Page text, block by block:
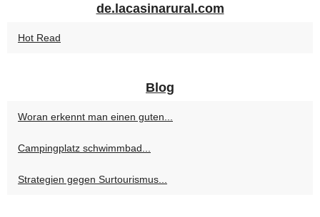
de.lacasinarural.com
Hot Read
Blog
Woran erkennt man einen guten...
Campingplatz schwimmbad...
Strategien gegen Surtourismus...